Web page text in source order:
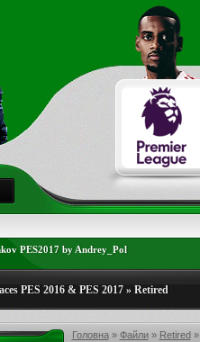
PES2017 by Andrey_Pol
PES 2016 & PES 2017» Retired
Головна» Файли» Retired»